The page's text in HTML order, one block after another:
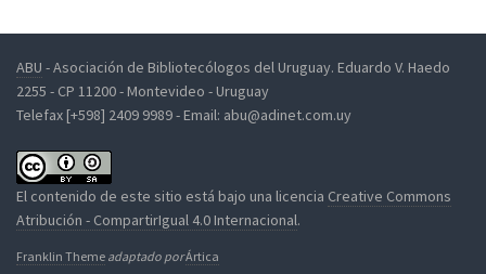
ABU - Asociación de Bibliotecólogos del Uruguay. Eduardo V. Haedo
2255 - CP 11200 - Montevideo - Uruguay
Telefax [+598] 2409 9989 - Email: abu@adinet.com.uy
El contenido de este sitio está bajo una licencia Creative Commons
Atribución - CompartirIgual 4.0 Internacional.
Franklin Theme adaptado porÁrtica